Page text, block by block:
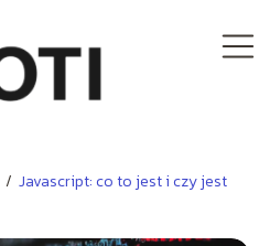
/ Javascript: co to jest i czy jest